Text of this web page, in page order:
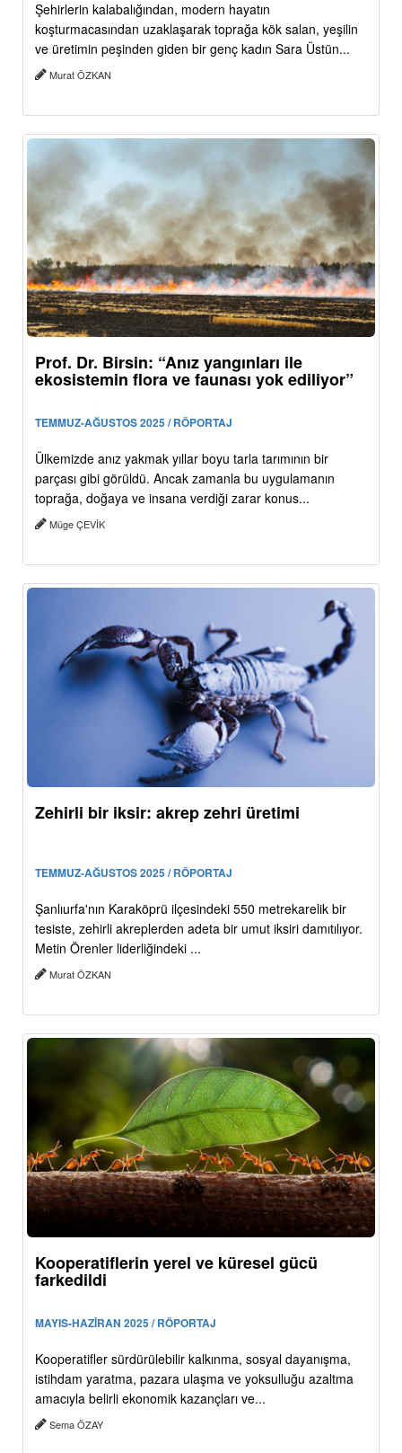
Şehirlerin kalabalığından, modern hayatın
koşturmacasından uzaklaşarak toprağa kök salan, yeşilin
ve üretimin peşinden giden bir genç kadın Sara Üstün...
Murat ÖZKAN
Prof. Dr. Birsin: “Anız yangınları ile
ekosistemin flora ve faunası yok ediliyor”
TEMMUZ-AĞUSTOS 2025 / RÖPORTAJ
Ülkemizde anız yakmak yıllar boyu tarla tarımının bir
parçası gibi görüldü. Ancak zamanla bu uygulamanın
toprağa, doğaya ve insana verdiği zarar konus...
Müge ÇEVİK
Zehirli bir iksir: akrep zehri üretimi
TEMMUZ-AĞUSTOS 2025 / RÖPORTAJ
Şanlıurfa'nın Karaköprü ilçesindeki 550 metrekarelik bir
tesiste, zehirli akreplerden adeta bir umut iksiri damıtılıyor.
Metin Örenler liderliğindeki ...
Murat ÖZKAN
Kooperatiflerin yerel ve küresel gücü
farkedildi
MAYIS-HAZİRAN 2025 / RÖPORTAJ
Kooperatifler sürdürülebilir kalkınma, sosyal dayanışma,
istihdam yaratma, pazara ulaşma ve yoksulluğu azaltma
amacıyla belirli ekonomik kazançları ve...
Sema ÖZAY